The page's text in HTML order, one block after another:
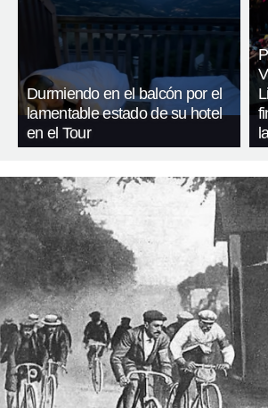
Durmiendo en el balcón por el
lamentable estado de su hotel
en el Tour